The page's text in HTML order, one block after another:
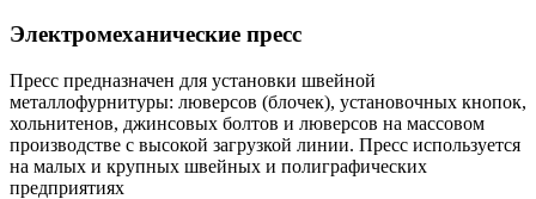
Электромеханические пресс
Пресс предназначен для установки швейной
металлофурнитуры: люверсов (блочек), установочных кнопок,
хольнитенов, джинсовых болтов и люверсов на массовом
производстве с высокой загрузкой линии. Пресс используется
на малых и крупных швейных и полиграфических
предприятиях